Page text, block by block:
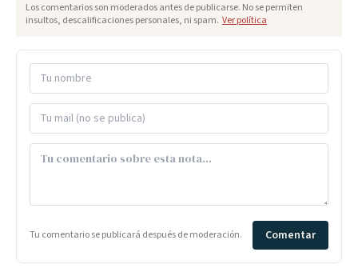
Los comentarios son moderados antes de publicarse. No se permiten
insultos, descalificaciones personales, ni spam. Ver política
Tu comentario se publicará después de moderación. Comentar